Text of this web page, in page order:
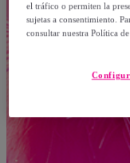
el tráfico o permiten la
sujetas a consentimiento.
consultar nuestra Política